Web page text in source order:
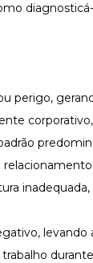
perigo,
levando